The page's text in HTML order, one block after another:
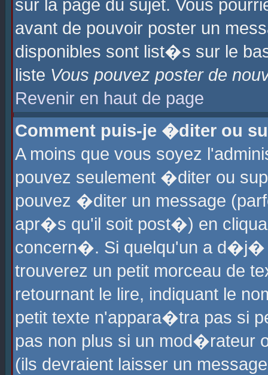
sur la page du sujet. Vous
avant de pouvoir poster un
disponibles sont list�s sur le
liste Vous pouvez poster de
Revenir en haut de page
Comment puis-je �diter ou
A moins que vous soyez
pouvez seulement �diter ou
pouvez �diter un message
apr�s qu'il soit post�) en
concern�. Si quelqu'un a
trouverez un petit morceau de
retournant le lire, indiquant le
petit texte n'appara�tra pas si
pas non plus si un mod�rateur
(ils devraient laisser un